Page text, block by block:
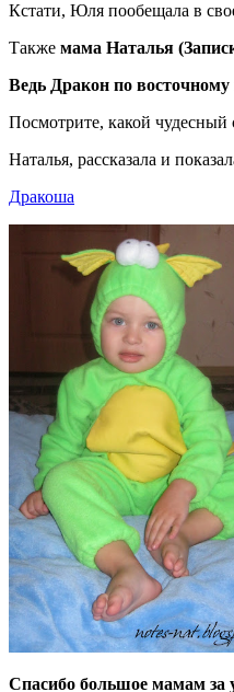
Кстати, Юля пообещала в
Также мама Наталья
Ведь Дракон по
Посмотрите, какой чудесный
Наталья, рассказала и
Дракоша
Спасибо большое мамам за